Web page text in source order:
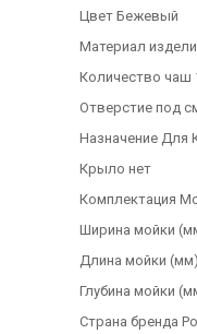
Цвет Бежевый
Материал
Количество чаш
Отверстие под
Назначение Для
Крыло нет
Комплектация
Ширина мойки
Длина мойки
Глубина мойки
Страна бренда